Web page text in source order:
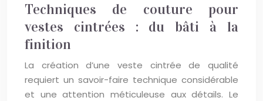
Techniques de couture pour
vestes cintrées : du bâti à la
finition
La création d’une veste cintrée de qualité
requiert un savoir-faire technique considérable
et une attention méticuleuse aux détails. Le